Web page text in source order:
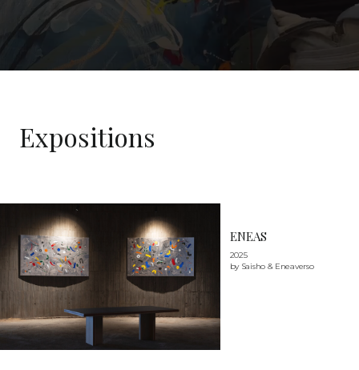
Expositions
ENEAS
2025
by Saisho & Eneaverso